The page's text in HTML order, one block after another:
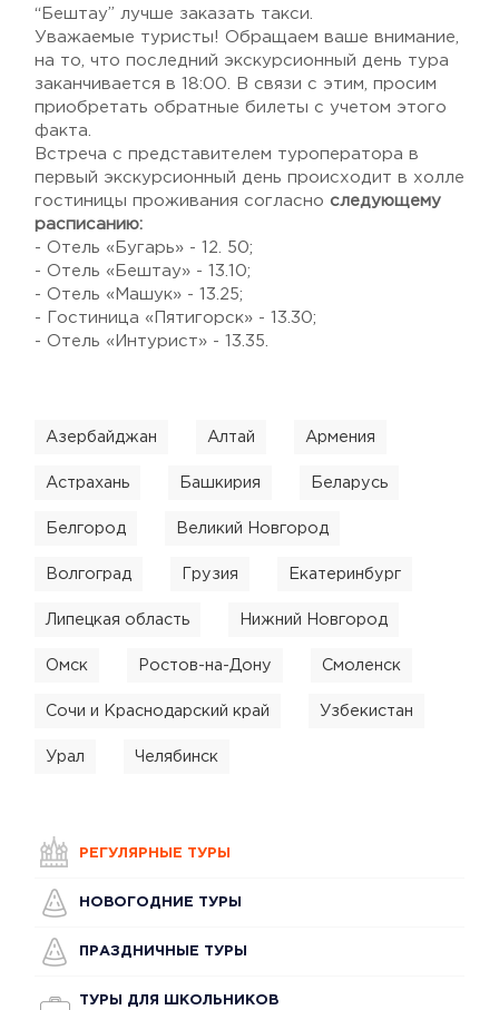
“Бештау” лучше заказать такси.
Уважаемые туристы! Обращаем ваше внимание,
на то, что последний экскурсионный день тура
заканчивается в 18:00. В связи с этим, просим
приобретать обратные билеты с учетом этого
факта.
Встреча с представителем туроператора в
первый экскурсионный день происходит в холле
гостиницы проживания согласно следующему
расписанию:
- Отель «Бугарь» - 12. 50;
- Отель «Бештау» - 13.10;
- Отель «Машук» - 13.25;
- Гостиница «Пятигорск» - 13.30;
- Отель «Интурист» - 13.35.
Азербайджан Алтай Армения
Астрахань Башкирия Беларусь
Белгород Великий Новгород
Волгоград Грузия Екатеринбург
Липецкая область Нижний Новгород
Омск Ростов-на-Дону Смоленск
Сочи и Краснодарский край Узбекистан
Урал Челябинск
РЕГУЛЯРНЫЕ ТУРЫ
НОВОГОДНИЕ ТУРЫ
ПРАЗДНИЧНЫЕ ТУРЫ
ТУРЫ ДЛЯ ШКОЛЬНИКОВ